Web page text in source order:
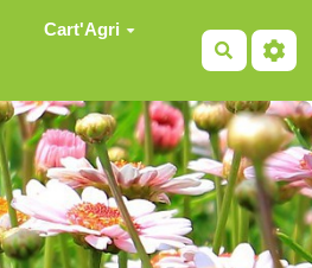
Cart'Agri